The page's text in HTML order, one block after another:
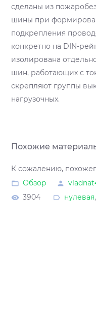
сделаны из
шины при
подкрепления
конкретно на DIN-
изолирована
шин, работающих с
скрепляют группы
нагрузочных.
Похожие
К сожалению,
Обзор
3904
нулевая,